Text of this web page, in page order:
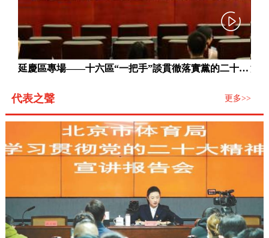
延慶區專場——十六區“一把手”談貫徹落實黨的二十大精神系列主題新聞發佈會（第十五場）
代表之聲 更多>>